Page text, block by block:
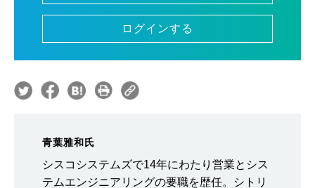
ログインする
青葉雅和氏
シスコシステムズで14年にわたり営業とシス
テムエンジニアリングの要職を歴任。シトリ